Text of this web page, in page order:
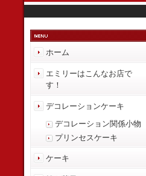
ホーム
エミリーはこんなお店で
す！
デコレーションケーキ
デコレーション関係小物
プリンセスケーキ
ケーキ